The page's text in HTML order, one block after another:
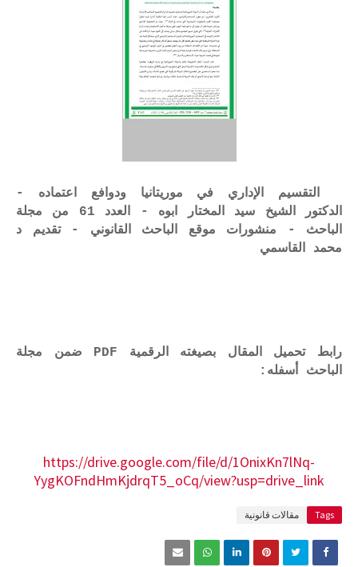
التقسيم الإداري في موريتانيا ودوافع اعتماده -
الدكتور الشيخ سيد المختار ابوه - العدد 61 من مجلة
الباحث - منشورات موقع الباحث القانوني - تقديم د
محمد القاسمي
رابط تحميل المقال بصيغته الرقمية PDF ضمن مجلة
الباحث أسفله:
https://drive.google.com/file/d/1OnixKn7lNq-
YygKOFndHmKjdrqT5_oCq/view?usp=drive_link
Tags مقالات قانونية